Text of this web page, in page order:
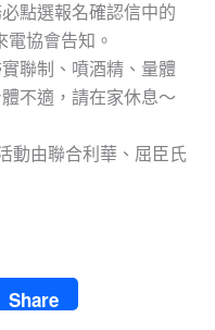
點選報名確認信中的
電協會告知。
聯制、噴酒精、量體
不適，請在家休息～
動由聯合利華、屈臣氏
Share